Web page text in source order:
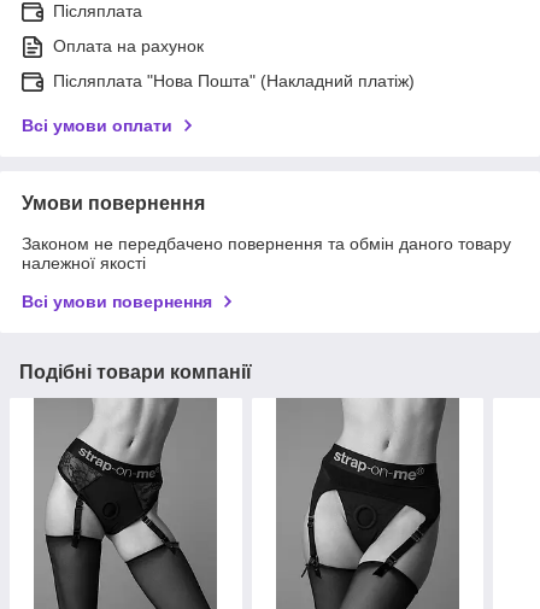
Післяплата
Оплата на рахунок
Післяплата "Нова Пошта" (Накладний платіж)
Всі умови оплати
Умови повернення
Законом не передбачено повернення та обмін даного товару
належної якості
Всі умови повернення
Подібні товари компанії